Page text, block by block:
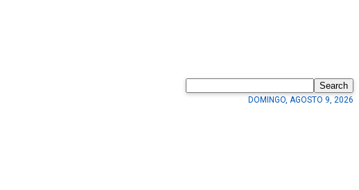
Search
DOMINGO, AGOSTO 9, 2026